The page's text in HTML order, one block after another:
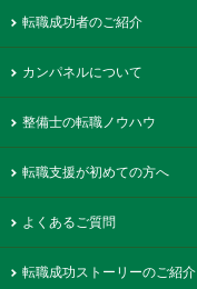
転職成功者のご紹介
カンパネルについて
整備士の転職ノウハウ
転職支援が初めての方へ
よくあるご質問
転職成功ストーリーのご紹介